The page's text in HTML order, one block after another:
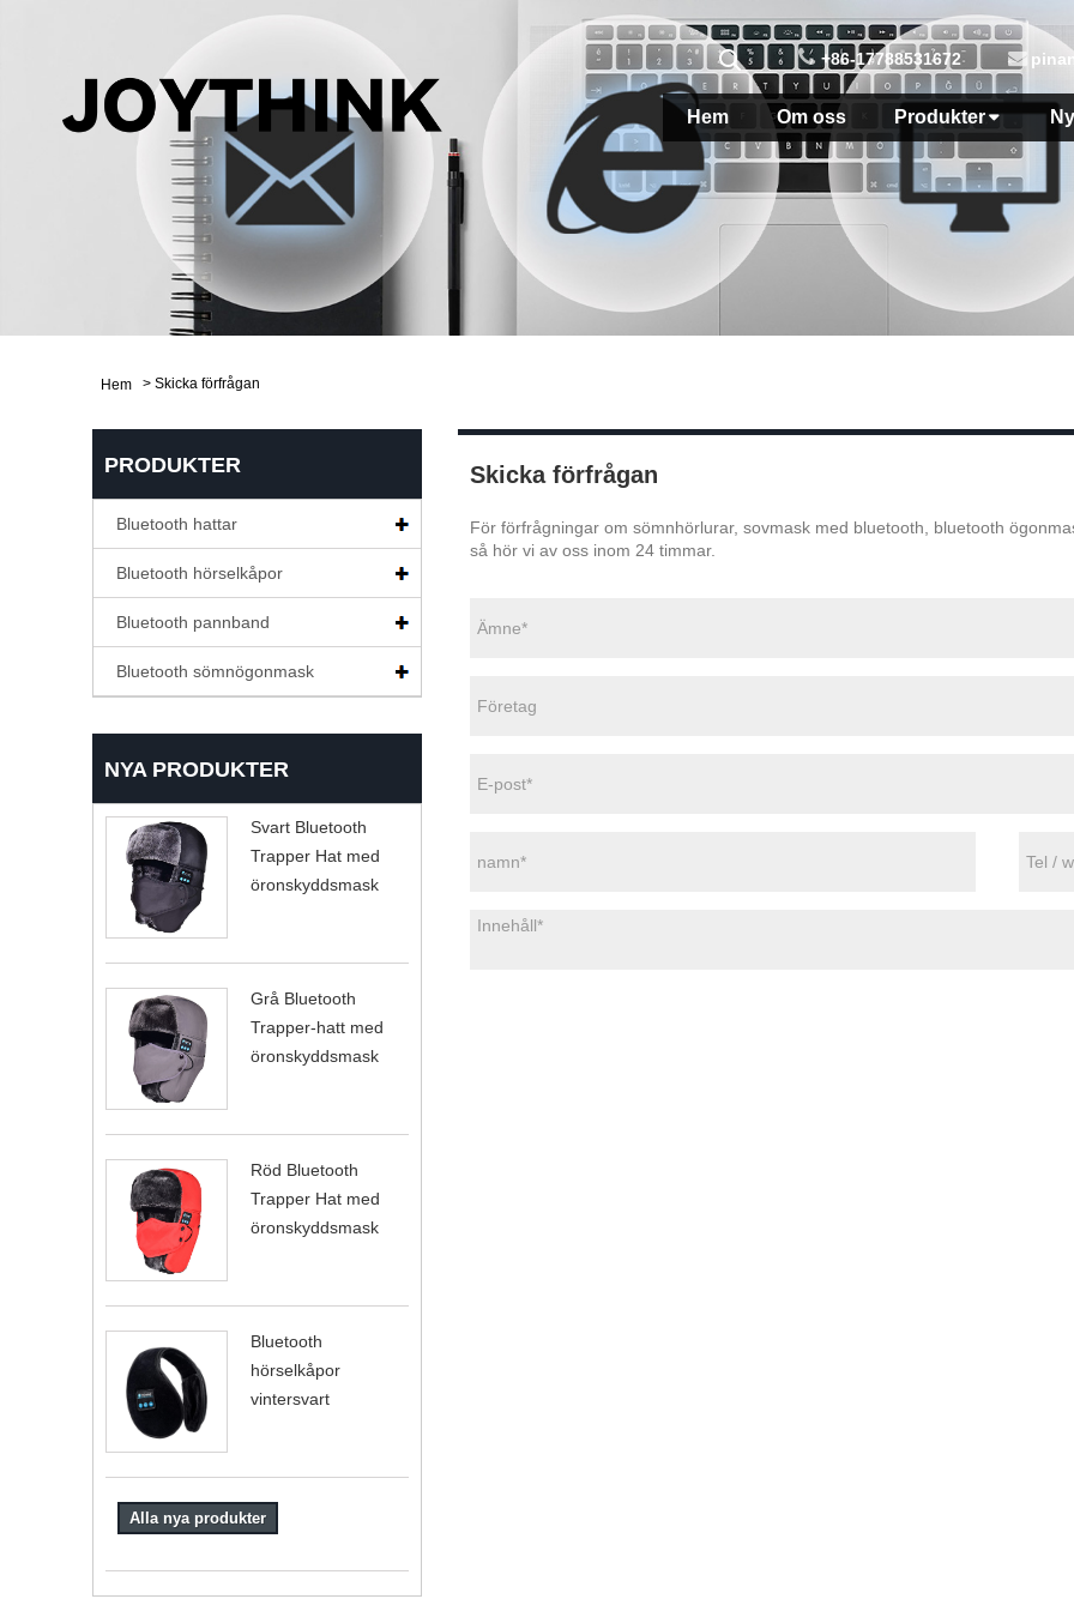
+86-17788531672
Hem Om oss Produkter
Hem > Skicka förfrågan
PRODUKTER
Bluetooth hattar
Bluetooth hörselkåpor
Bluetooth pannband
Bluetooth sömnögonmask
NYA PRODUKTER
Svart Bluetooth
Trapper Hat med
öronskyddsmask
Grå Bluetooth
Trapper-hatt med
öronskyddsmask
Röd Bluetooth
Trapper Hat med
öronskyddsmask
Bluetooth
hörselkåpor
vintersvart
Alla nya produkter
Skicka förfrågan
För förfrågningar om sömnhörlurar, sovmask med bluetooth, bluetooth
så hör vi av oss inom 24 timmar.